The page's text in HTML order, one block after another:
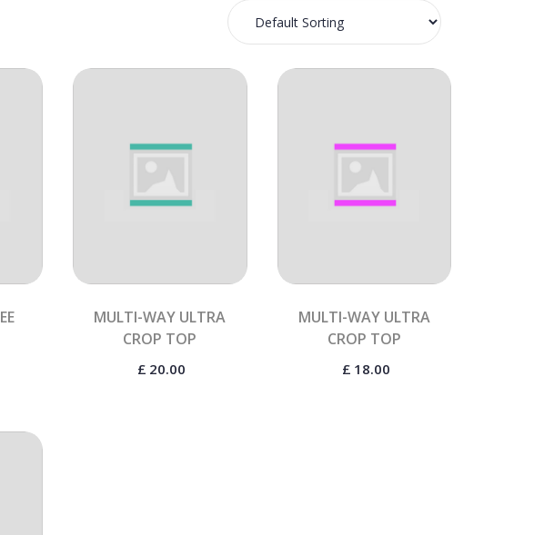
MULTI-WAY ULTRA
CROP TOP
£ 20.00
MULTI-WAY ULTRA
CROP TOP
£ 18.00